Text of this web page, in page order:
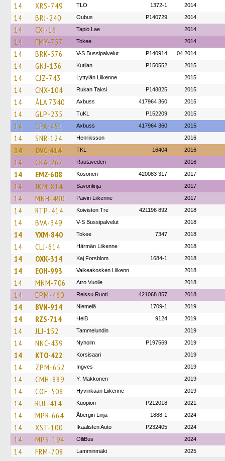
14 XRS-749 TLO 1372-1 2014
14 BRJ-240 Oubus P140729 2014
14 CXI-16 Tapio Lae 2014
14 FMY-757 Tokee 2014
14 BRK-576 V-S Bussipalvelut P140914 04.2014
14 GNJ-136 Kutilan P150552 2015
14 CJZ-743 Lyttylän Liikenne 2015
14 CNX-104 Rukan Taksi P148825 2015
14 ÅLA 7340 Axbuss 417964 360 2015
14 GLP-235 TuKL P152209 2015
14 CPA-451 Axbuss 417964 360 2015
14 SNR-124 Henriksson 2016
14 OVC-414 TKL 16404 2016
14 CKA-267 Rautaveden 2016
14 EMZ-608 Kosonen 420083 317 2017
14 JKM-814 Savonlinja 2017
14 MNH-490 Päivin Liikenne 2017
14 RTP-414 Koiviston Tre 421196 892 2018
14 BVA-349 V-S Bussipalvelut 2018
14 YXM-840 Tokee 7347 2018
14 CLJ-614 Härmän Liikenne 2018
14 OXK-314 Kaj Forsblom 1684-1 2018
14 EOH-993 Valkeakosken Liikenn 2018
14 MNM-706 Atro Vuolle 2018
14 EPM-460 Reissu Ruoti 421068 857 2018
14 BVN-914 Niemelä 1709-1 2019
14 RZS-714 HelB 9124 2019
14 JLJ-152 Tammelundin 2019
14 NNC-439 Nyholm P197569 2019
14 KTO-422 Korsisaari 2019
14 ZPM-652 Ingves 2019
14 CMH-889 Y. Makkonen 2019
14 COE-508 Hyvinkään Liikenne 2019
14 RUL-414 Kuopion P212018 2021
14 MPR-664 Åbergin Linja 1888-1 2024
14 XST-100 Ikaalisten Auto P232405 2024
14 MPS-194 OlliBus 2024
14 FRM-708 Lamminmäki 2025